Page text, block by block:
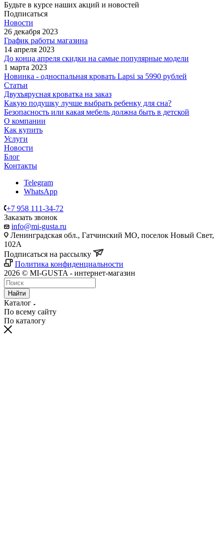
Будьте в курсе наших акций и новостей
Подписаться
Новости
26 декабря 2023
График работы магазина
14 апреля 2023
До конца апреля скидки на самые популярные модели
1 марта 2023
Новинка - односпальная кровать Lapsi за 5990 рублей
Статьи
Двухъярусная кроватка на заказ
Какую подушку лучше выбрать ребенку для сна?
Безопасность или какая мебель должна быть в детской
О компании
Как купить
Услуги
Новости
Блог
Контакты
Telegram
WhatsApp
+7 958 111-34-72
Заказать звонок
info@mi-gusta.ru
Ленинградская обл., Гатчинский МО, поселок Новый Свет,
102А
Подписаться на рассылку
Политика конфиденциальности
2026 © MI-GUSTA - интернет-магазин
Найти
Каталог
По всему сайту
По каталогу